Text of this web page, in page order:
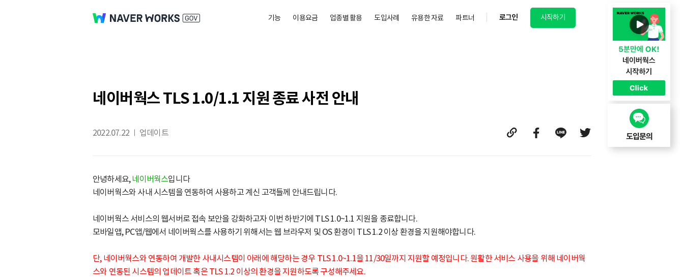
기능 이용요금 업종별 활용 도입사례 유용한 자료 파트너 로그인 시작하기
네이버웍스 TLS 1.0/1.1 지원 종료 사전 안내
2022.07.22 업데이트
안녕하세요,네이버웍스입니다
네이버웍스와 사내 시스템을 연동하여 사용하고 계신 고객들께 안내드립니다.
네이버웍스 서비스의 웹서버로 접속 보안을 강화하고자 이번 하반기에 TLS 1.0~1.1 지원을 종료합니다.
모바일앱, PC앱/웹에서 네이버웍스를 사용하기 위해서는 웹 브라우저 및 OS 환경이 TLS 1.2 이상 환경을 지원해야합니다.
단, 네이버웍스와 연동하여 개발한 사내시스템이 아래에 해당하는 경우 TLS 1.0~1.1을 11/30일까지 지원할 예정입니다. 원활한 서비스 사용을 위해 네이버웍
스와 연동된 시스템의 업데이트 혹은 TLS 1.2 이상의 환경을 지원하도록 구성해주세요.